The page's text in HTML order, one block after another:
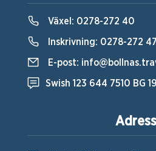
Växel: 0278-272 40
Inskrivning: 0278-272 47
E-post:
Swish 123 644 7510 BG
Adress